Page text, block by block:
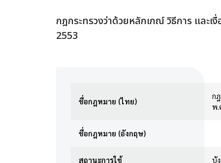
กฎกระทรวงว่าด้วยหลักเกณ์ วิธีการ และ
2553
ชื่อกฎหมาย (ไทย)
ก
พ.
ชื่อกฎหมาย (อังกฤษ)
สถานะการใช้ บั